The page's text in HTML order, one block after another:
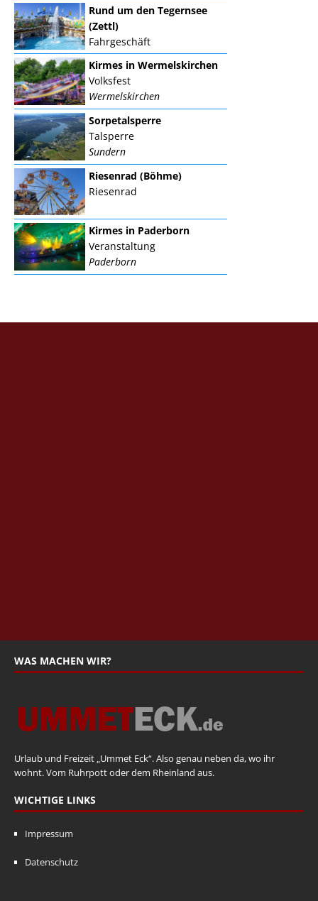
Rund um den Tegernsee
(Zettl)
Fahrgeschäft
Kirmes in Wermelskirchen
Volksfest
Wermelskirchen
Sorpetalsperre
Talsperre
Sundern
Riesenrad (Böhme)
Riesenrad
Kirmes in Paderborn
Veranstaltung
Paderborn
WAS MACHEN WIR?
Urlaub und Freizeit „Ummet Eck“. Also genau neben da, wo ihr
wohnt. Vom Ruhrpott oder dem Rheinland aus.
WICHTIGE LINKS
Impressum
Datenschutz